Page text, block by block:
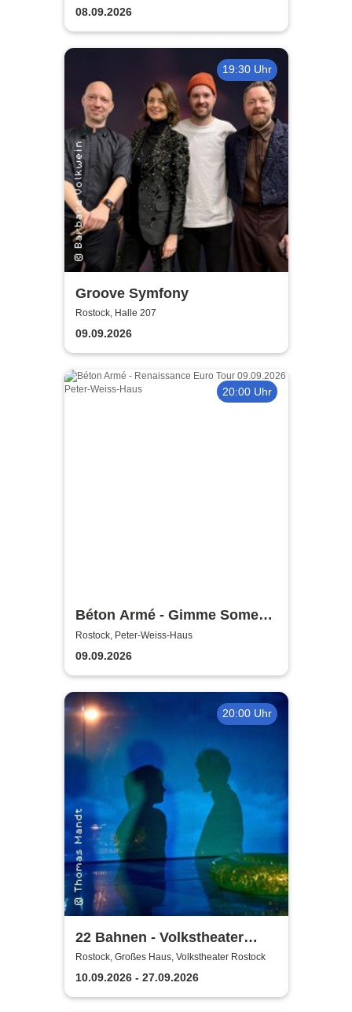
guter Begleitung
08.09.2026
19:30 Uhr
Groove Symfony
Rostock, Halle 207
09.09.2026
20:00 Uhr
Béton Armé - Gimme Some
Action presents
Rostock, Peter-Weiss-Haus
09.09.2026
20:00 Uhr
22 Bahnen - Volkstheater
Rostock
Rostock, Großes Haus, Volkstheater Rostock
10.09.2026 - 27.09.2026